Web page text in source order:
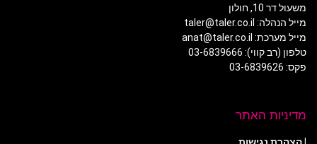
משעול דר 10, חולון
מייל הנהלה: taler@taler.co.il
מייל מערכת: anat@taler.co.il
טלפון (רב קווי): 03-6839666
פקס: 03-6839626
מדיניות האתר
|הצהרת נגישות